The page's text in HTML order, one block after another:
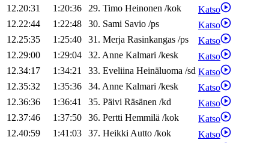
12.20:31
1:20:36 29. Timo Heinonen /kok
Katso
12.22:44
1:22:48 30. Sami Savio /ps
Katso
12.25:35
1:25:40 31. Merja Rasinkangas /ps
Katso
12.29:00
1:29:04 32. Anne Kalmari /kesk
Katso
12.34:17
1:34:21 33. Eveliina Heinäluoma /sd Katso
12.35:32
1:35:36 34. Anne Kalmari /kesk
Katso
12.36:36
1:36:41 35. Päivi Räsänen /kd
Katso
12.37:46
1:37:50 36. Pertti Hemmilä /kok
Katso
12.40:59
1:41:03 37. HeikkiAutto /kok
Katso